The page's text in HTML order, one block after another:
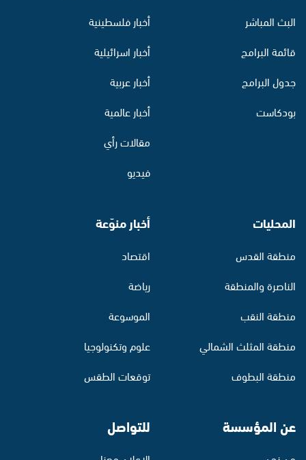
البث المباشر
قائمة البرامج
جدول البرامج
بودكاست
أخبار فلسطينية
أخبار اسرائيلية
أخبار عربية
أخبار عالمية
مقالات رأي
فيديو
المحليات
منطقة القدس
الناصرة والمنطقة
منطقة النقب
منطقة المثلث الشمالي
منطقة البطوف
أخبار منوّعة
اقتصاد
رياضة
الموسوعة
علوم وتكنولوجيا
توقعات الطقس
عن المؤسسة للتواصل